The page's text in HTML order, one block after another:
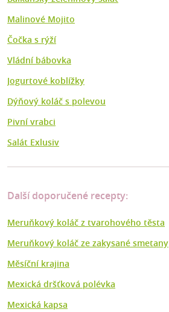
Malinové Mojito
Čočka s rýží
Vládní bábovka
Jogurtové koblížky
Dýňový koláč s polevou
Pivní vrabci
Salát Exlusiv
Další doporučené recepty:
Meruňkový koláč z tvarohového těsta
Meruňkový koláč ze zakysané smetany
Měsíční krajina
Mexická dršťková polévka
Mexická kapsa